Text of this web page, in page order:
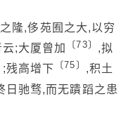
,侈苑囿之大,以穷
;大厦曾加 〔73〕 ,拟
;残高增下 〔75〕 ,积土
日驰骛,而无蹪蹈之患